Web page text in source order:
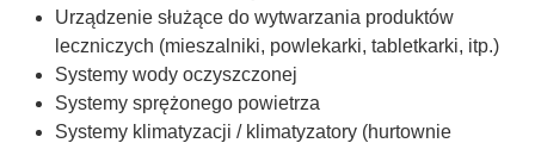
Urządzenie służące do wytwarzania produktów
leczniczych (mieszalniki, powlekarki, tabletkarki, itp.)
Systemy wody oczyszczonej
Systemy sprężonego powietrza
Systemy klimatyzacji / klimatyzatory (hurtownie